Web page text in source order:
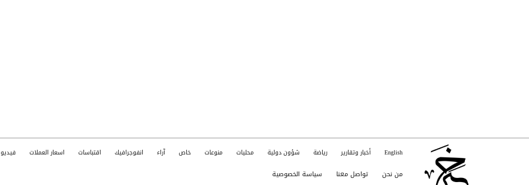
English أخبار وتقارير رياضة شؤون دولية محليات منوعات خاص آراء انفوجرافيك اقتباسات اسعار العملات فيديو
من نحن تواصل معنا سياسة الخصوصية